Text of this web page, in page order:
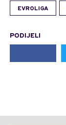
EVROLIGA
PODIJELI